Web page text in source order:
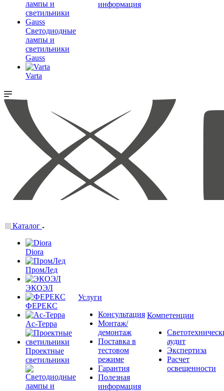
Светодиодные
лампы и
светильники
Gauss
Varta
информация
Каталог
Diora
ПромЛед
ЭКОЭЛ
ФЕРЕКС
Ас-Терра
Проектные
светильники
Услуги
Консультация
Монтаж/
демонтаж
Поставка в
тестовом
режиме
Гарантия
Полезная
информация
Компетенции
аудит
Экспертиза
Расчет
освещенности